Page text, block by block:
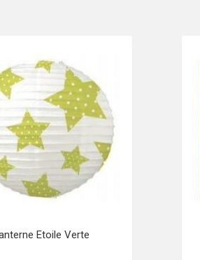
Etoile Verte